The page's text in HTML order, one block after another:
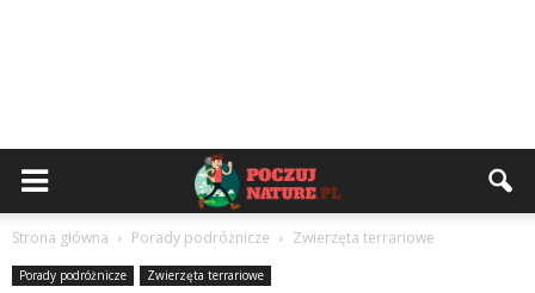
Strona główna Porady podróżnicze Zwierzęta terrariowe
Porady podróżnicze Zwierzęta terrariowe